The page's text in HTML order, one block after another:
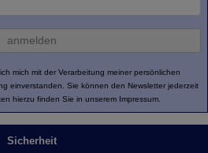
anmelden
mich mit der Verarbeitung meiner persönlichen
einverstanden. Sie können den Newsletter jederzeit
hierzu finden Sie in unserem Impressum.
Sicherheit